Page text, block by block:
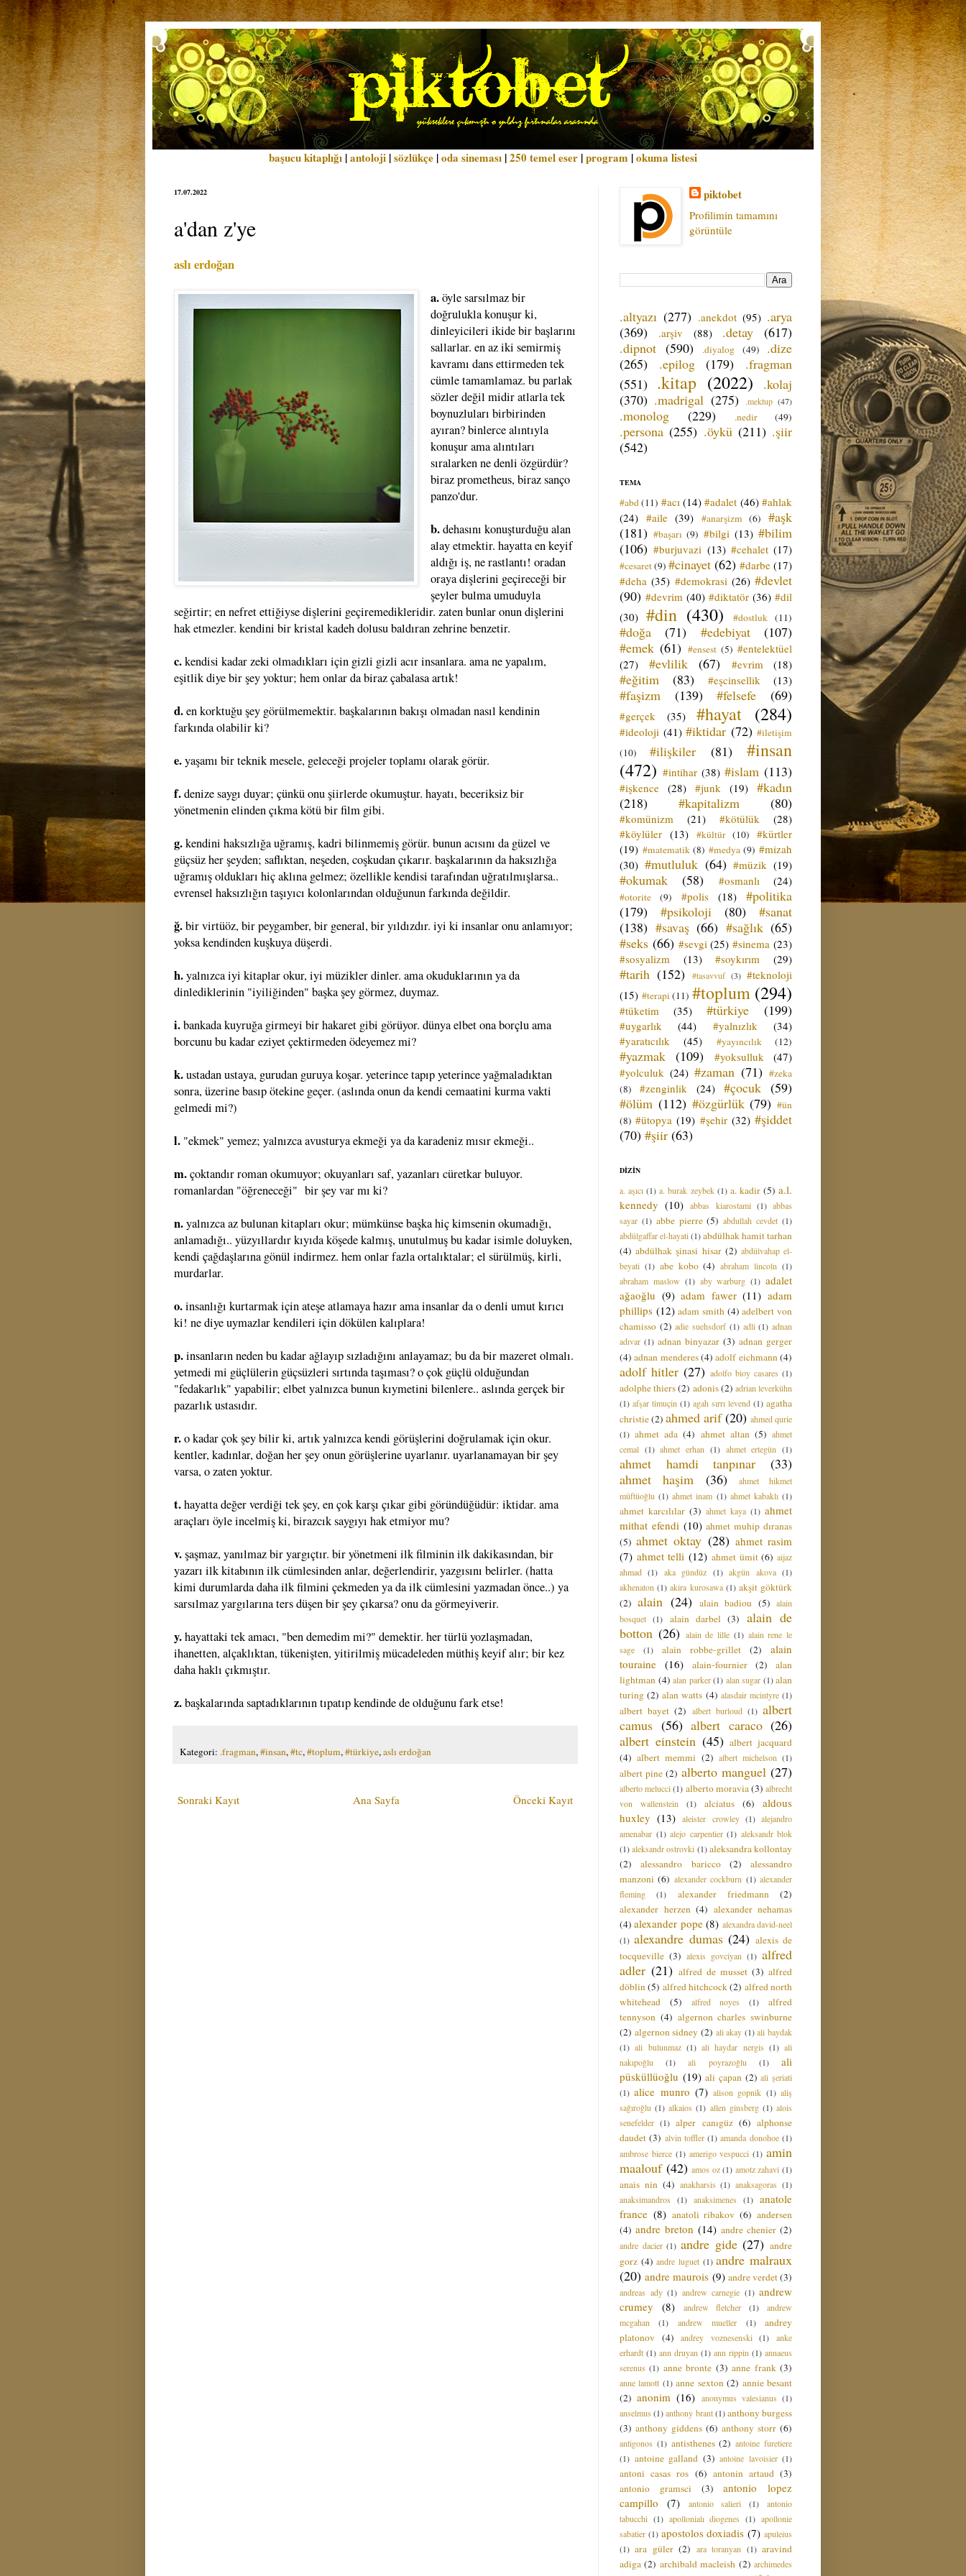
başucu kitaplığı |antoloji |sözlükçe |oda sineması |250 temel eser |program |okuma listesi
17.07.2022
a'dan z'ye
aslı erdoğan
a.öyle sarsılmaz bir
doğrulukla konuşur ki,
dinleyicileri ikide bir başlarını
sallarlar. en az iki semirmiş
kavramı dans ettirmeden tek
cümle tamamlamaz. bu parlak
sözler değil midir atlarla tek
boynuzluları birbirinden
ayıran? binlerce alıntıyla
konuşur ama alıntıları
sıralarken ne denli özgürdür?
biraz prometheus, biraz sanço
panzo'dur.
b.dehasını konuşturduğu alan
alay etmektir. hayatta en keyif
aldığı iş, ne rastlantı! oradan
oraya dişlerini geçireceği bir
şeyler bulma umuduyla
seğirtir; en nefret ettiğiyse dişlerini geçiremedikleridir. zaten bunlar onun dişlerini
hak etmezler. kendini bir kristal kadeh dolusu baldıran zehrine benzetir.
c.kendisi kadar zeki olmadıkları için gizli gizli acır insanlara. ama ne yapalım,
eşitlik diye bir şey yoktur; hem onlar da biraz çabalasa artık!
d.en korktuğu şey görülmemektir. başkalarının bakışı olmadan nasıl kendinin
farkında olabilir ki?
e.yaşamı bir teknik mesele, geleceği projeler toplamı olarak görür.
f.denize saygı duyar; çünkü onu şiirlerde okumuştur. hayatı, beceriksiz bir
yönetmenin elinden çıkma kötü bir film gibi.
g.kendini haksızlığa uğramış, kadri bilinmemiş görür. bunun acısını da güzel ve
güçsüz her şeyden; saflıktan, neşeden, coşkudan çıkarır. başkalarının da haksızlığa
uğramış oldukları hiç aklına gelmez; özellikle kendisi tarafından uğratılmışlarsa..
evrensel haksızlığın taşıyıcı kolonlarından olduğunun farkında değildir.
ğ.bir virtüöz, bir peygamber, bir general, bir yıldızdır. iyi ki insanlar onu anlamıyor;
yoksa kendinden kuşkuya düşerdi.
h.yalnızca iyi kitaplar okur, iyi müzikler dinler. ama okuduklarının ya da
dinlediklerinin "iyiliğinden" başka şey görmez, duymaz.
i.bankada kuyruğa girmeyi bir hakaret gibi görüyor. dünya elbet ona borçlu ama
borcunu bu kadar eziyet çektirmeden ödeyemez mi?
k.ustadan ustaya, gurudan guruya koşar. yeterince tapıp yeterince yağmaladıktan
sonra, üzerine basıp ötekine geçer. (aslında onun da kendi cemaatini kurma vakti
gelmedi mi?)
l. "ekmek" yemez; yalnızca avusturya ekmeği ya da karadeniz mısır ekmeği..
m.çoktandır roman okumuyor; okuyanları saf, yazanları cüretkar buluyor.
romanlardan "öğreneceği" bir şey var mı ki?
n.yalnızca az bulunan kitapları okur; mümkünse başka hiç kimsenin okumadığı,
anlamadığı.. yüzyıllardır kıyıda köşede kalmış, unutulmuş bu kadar isimle doluyken,
kendi çağdaşlarına gönül indirmez. hem onlar fazla ortalıktalar; el sürülmüş, kirli,
murdarlar.
o.insanlığı kurtarmak için ateşe atlamaya hazır ama insanlar da o denli umut kırıcı
ki! ne diye uymazlar kendileri için dökülen kalıplara!
p.insanların neden bu kadar ağlayıp sızladığını anlayamaz; bu da bir mazeret olmalı.
yetmedi mi güçlülerin güçsüzleri sırtında taşıması? o çok güçlü olduğundan
"fedakarlık" yapabilir; elbet yalnızca bunun kıymetini bilenlere.. aslında gerçek bir
pazarlık ustasıdır.
r.o kadar çok şey bilir ki, artık yalnızca kendi görüşlerini doğrulamak için okur.
kentler, kadınlar, doğan her şey onun görüşlerine uyarlanır. uyarlanamayan bir şey
varsa, o zaten yoktur.
t.hayatta değer verdiği tek şey, en çok karşı çıkar gibi göründüğüdür: iktidar. ama
araçları öyle incelmiş ki, birazcık saygıyı hak etmiyor mu?
v.şaşmaz, yanılmaz bir yargıçtır. bir yönetmeni ilk filminin ilk dakikasından, bir
yazarı ilk kitabının ilk cümlesinden anlar, değerlendirir, yazgısını belirler. (hatta
kimi durumlarda daha ilk filmini çekmeden ya da ilk cümlesini yazmadan önce..) ya
sarsılmaz yargılarına ters düşen bir şey çıkarsa? onu da görmeyiverir.
y.hayattaki tek amacı, "ben demedim mi?" demektir. her türlü yozlaşmadan,
ihanetten, alçaklıktan, tükenişten, yitirilmiş mücadeleden müthiş keyif alır; bir kez
daha haklı çıkmıştır.
z.başkalarında saptadıklarının tıpatıp kendinde de olduğunu fark etse!
Kategori: .fragman,#insan,#tc,#toplum,#türkiye,aslı erdoğan
Sonraki Kayıt Önceki Kayıt
Ana Sayfa
piktobet
Profilimin tamamını
görüntüle
.altyazı (277) .anekdot (95) .arya
(369)
.arşiv (88) .detay
(617)
.dipnot (590) .diyalog (49)
.dize
(265)
.epilog (179)
.fragman
(551) .kitap (2022)
.kolaj
(370) .madrigal (275) .mektup (47)
.monolog (229) .nedir (49)
.persona (255) .öykü (211) .şiir
(542)
TEMA
#abd (11) #acı (14) #adalet (46) #ahlak
(24) #aile (39) #anarşizm (6)
#aşk
(181) #başarı (9) #bilgi (13) #bilim
(106) #burjuvazi (13) #cehalet (17)
#cesaret(9) #cinayet (62) #darbe (17)
#deha (35) #demokrasi (26) #devlet
(90) #devrim (40) #diktatör (36) #dil
(30) #din (430) #dostluk (11)
#doğa (71) #edebiyat
(107)
#emek (61) #ensest (5) #entelektüel
(27)
#evlilik (67) #evrim (18)
#eğitim (83) #eşcinsellik (13)
#faşizm (139) #felsefe (69)
#gerçek (35) #hayat (284)
#ideoloji (41) #iktidar (72) #iletişim
(10)
#ilişkiler (81)
#insan
(472) #intihar (38) #islam (113)
#işkence (28) #junk (19) #kadın
(218)
#kapitalizm (80)
#komünizm (21) #kötülük
(28)
#köylüler (13) #kültür (10)
#kürtler
(19) #matematik (8) #medya (9) #mizah
(30) #mutluluk (64) #müzik (19)
#okumak (58) #osmanlı (24)
#otorite (9) #polis (18)
#politika
(179)
#psikoloji (80)
#sanat
(138) #savaş (66) #sağlık (65)
#seks (66) #sevgi (25) #sinema (23)
#sosyalizm
(13) #soykırım (29)
#tarih (152) #tasavvuf (3) #teknoloji
(15) #terapi (11) #toplum (294)
#tüketim (35) #türkiye (199)
#uygarlık (44) #yalnızlık
(34)
#yaratıcılık
(45) #yayıncılık (12)
#yazmak (109) #yoksulluk
(47)
#yolculuk (24) #zaman (71) #zeka
(8)
#zenginlik (24) #çocuk (59)
#ölüm (112) #özgürlük (79) #ün
(8) #ütopya (19) #şehir (32) #şiddet
(70) #şiir (63)
DİZİN
a. aşıcı (1) a. burak zeybek (1) a. kadir (5) a.l.
kennedy (10) abbas kiarostami (1) abbas
sayar (1) abbe pierre (5) abdullah cevdet (1)
abdülgaffar el-hayati(1)abdülhak hamit tarhan
(4) abdülhak şinasi hisar (2) abdülvahap el-
beyati (1) abe kobo (4) abraham lincoln (1)
abraham maslow (1) aby warburg (1) adalet
ağaoğlu (9) adam fawer (11) adam
phillips (12) adam smith (4) adelbert von
chamisso (2) adie suehsdorf (1) adli (1) adnan
adıvar (1) adnan binyazar (3) adnan gerger
(4) adnan menderes(4) adolf eichmann (4)
adolf hitler (27) adolfo bioy casares (1)
adolphe thiers(2) adonis(2) adrian leverkühn
(1) afşar timuçin (1) agah sırrı levend (1) agatha
christie(2) ahmed arif (20) ahmed qurie
(1) ahmet ada (4) ahmet altan (5) ahmet
cemal (1) ahmet erhan (1) ahmet ertegün (1)
ahmet hamdi tanpınar
(33)
ahmet haşim
(36)
ahmet hikmet
müftüoğlu (1) ahmet inam (1) ahmet kabaklı (1)
ahmet karcılılar (3) ahmet kaya (1) ahmet
mithat efendi (10) ahmet muhip dıranas
(5) ahmet oktay (28) ahmet rasim
(7) ahmet telli (12) ahmet ümit (6) aijaz
ahmad (1) aka gündüz (1) akgün akova (1)
akhenaton (1) akira kurosawa (1) akşit göktürk
(2) alain (24) alain badiou (5) alain
bosquet (1) alain darbel (3)
alain de
botton (26) alain de lille (1) alain rene le
sage
(1) alain robbe-grillet (2)
alain
touraine (16) alain-fournier (2)
alan
lightman (4) alan parker (1) alan sugar (1) alan
turing (2) alan watts (4) alasdair mcintyre (1)
albert bayet (2) albert burloud (1) albert
camus (56) albert caraco (26)
albert einstein (45) albert jacquard
(4) albert memmi (2) albert michelson (1)
albert pine (2) alberto manguel (27)
alberto melucci (1) alberto moravia (3) albrecht
von wallenstein
(1) alciatus (6)
aldous
huxley (13) aleister crowley (1) alejandro
amenabar (1) alejo carpentier (1) aleksandr blok
(1) aleksandr ostrovki (1) aleksandra kollontay
(2)
alessandro baricco (2)
alessandro
manzoni (6) alexander cockburn (1) alexander
fleming
(1) alexander friedmann
(2)
alexander herzen (4) alexander nehamas
(4) alexander pope (8) alexandra david-neel
(1) alexandre dumas (24) alexis de
tocqueville (3) alexis govciyan (1) alfred
adler (21) alfred de musset (3) alfred
döblin (5) alfred hitchcock(2) alfred north
whitehead
(5) alfred noyes (1)
alfred
tennyson (4) algernon charles swinburne
(2) algernon sidney (2) ali akay (1) ali baydak
(1) ali bulunmaz (1) ali haydar nergis (1) ali
nakıpoğlu
(1) ali poyrazoğlu (1)
ali
püsküllüoğlu (19) ali çapan (2) ali şeriati
(1) alice munro (7) alison gopnik (1) aliş
sağıroğlu (1) alkaios (1) allen ginsberg (1) alois
senefelder (1) alper canıgüz (6) alphonse
daudet (3) alvin toffler (1) amanda donohoe (1)
ambrose bierce (1) amerigo vespucci (1) amin
maalouf (42) amos oz (1) amotz zahavi (1)
anais nin (4) anakharsis (1) anaksagoras (1)
anaksimandros
(1) anaksimenes (1) anatole
france (8) anatoli ribakov (6) andersen
(4) andre breton (14) andre chenier (2)
andre dacier (1) andre gide (27) andre
gorz (4) andre luguet (1) andre malraux
(20) andre maurois (9) andre verdet(3)
andreas ady (1) andrew carnegie (1) andrew
crumey
(8) andrew fletcher (1)
andrew
mcgahan
(1) andrew mueller (1)
andrey
platonov (4) andrey voznesenski (1)
anke
erhardt (1) ann druyan (1) ann rippin (1) annaeus
serenus (1) anne bronte (3) anne frank (3)
anne lamott (1) anne sexton (2) annie besant
(2) anonim (16) anonymus valesianus (1)
anselmus (1) anthony brant (1) anthony burgess
(3) anthony giddens (6) anthony storr (6)
antigonos (1) antisthenes (2) antoine furetiere
(1) antoine galland (3) antoine lavoisier (1)
antoni casas ros (6) antonin artaud (3)
antonio gramsci
(3)
antonio lopez
campillo
(7) antonio salieri (1)
antonio
tabucchi (1) apollonialı diogenes (1) apollonie
sabatier (1) apostolos doxiadis (7) apuleius
(1) ara güler (2) ara toranyan (1) aravind
adiga (2) archibald macleish (2) archimedes